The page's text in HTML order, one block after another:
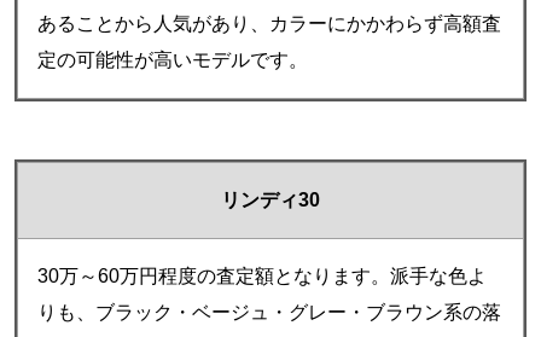
あることから人気があり、カラーにかかわらず高額査
定の可能性が高いモデルです。
リンディ30
30万～60万円程度の査定額となります。派手な色よ
りも、ブラック・ベージュ・グレー・ブラウン系の落